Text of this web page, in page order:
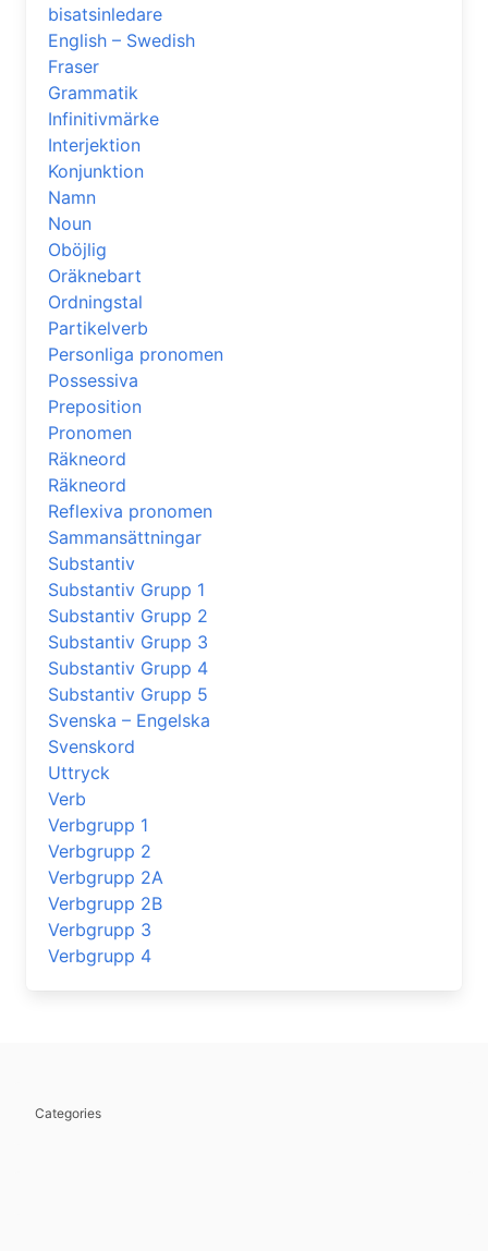
bisatsinledare
English – Swedish
Fraser
Grammatik
Infinitivmärke
Interjektion
Konjunktion
Namn
Noun
Oböjlig
Oräknebart
Ordningstal
Partikelverb
Personliga pronomen
Possessiva
Preposition
Pronomen
Räkneord
Räkneord
Reflexiva pronomen
Sammansättningar
Substantiv
Substantiv Grupp 1
Substantiv Grupp 2
Substantiv Grupp 3
Substantiv Grupp 4
Substantiv Grupp 5
Svenska – Engelska
Svenskord
Uttryck
Verb
Verbgrupp 1
Verbgrupp 2
Verbgrupp 2A
Verbgrupp 2B
Verbgrupp 3
Verbgrupp 4
Categories